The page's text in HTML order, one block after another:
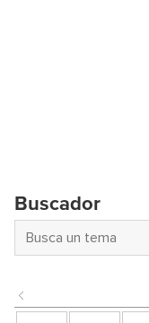
Buscador